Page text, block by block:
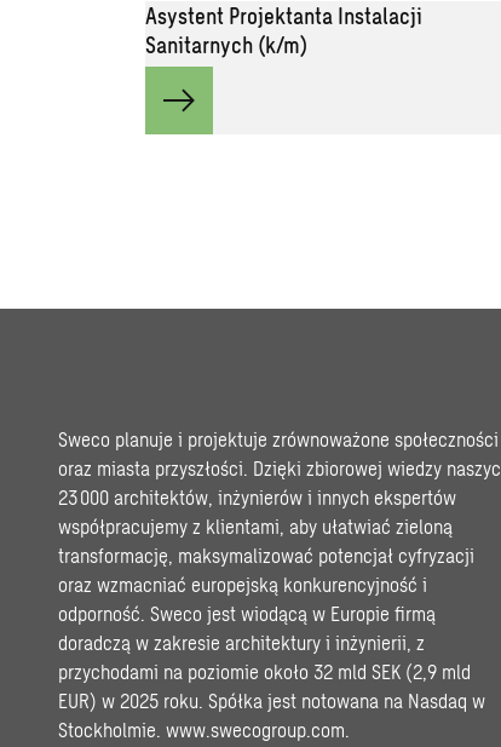
Asystent Projektanta Instalacji
Sanitarnych (k/m)
Sweco planuje i projektuje zrównoważone społeczności
oraz miasta przyszłości. Dzięki zbiorowej wiedzy
23 000 architektów, inżynierów i innych ekspertów
współpracujemy z klientami, aby ułatwiać zieloną
transformację, maksymalizować potencjał cyfryzacji
oraz wzmacniać europejską konkurencyjność i
odporność. Sweco jest wiodącą w Europie firmą
doradczą w zakresie architektury i inżynierii, z
przychodami na poziomie około 32 mld SEK (2,9 mld
EUR) w 2025 roku. Spółka jest notowana na Nasdaq w
Stockholmie. www.swecogroup.com